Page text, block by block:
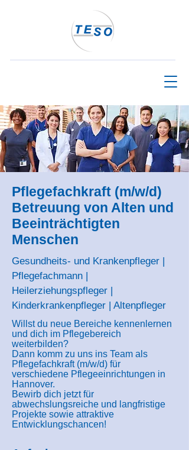
Pflegefachkraft (m/w/d)
Betreuung von Alten und
Beeinträchtigten
Menschen
Gesundheits- und Krankenpfleger |
Pflegefachmann |
Heilerziehungspfleger |
Kinderkrankenpfleger | Altenpfleger
Willst du neue Bereiche kennenlernen
und dich im Pflegebereich
weiterbilden?
Dann komm zu uns ins Team als
Pflegefachkraft (m/w/d) für
verschiedene Pflegeeinrichtungen in
Hannover.
Bewirb dich jetzt für
abwechslungsreiche und langfristige
Projekte sowie attraktive
Entwicklungschancen!